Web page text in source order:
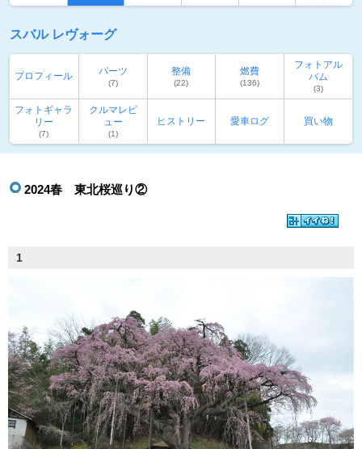
スバル レヴォーグ
プロフィール パーツ
(7)
整備
(22)
燃費
(136)
フォトアル
バム
(3)
フォトギャラ
リー
(7)
クルマレビ
ュー
(1)
ヒストリー 愛車ログ 買い物
2024春 東北桜巡り②
1